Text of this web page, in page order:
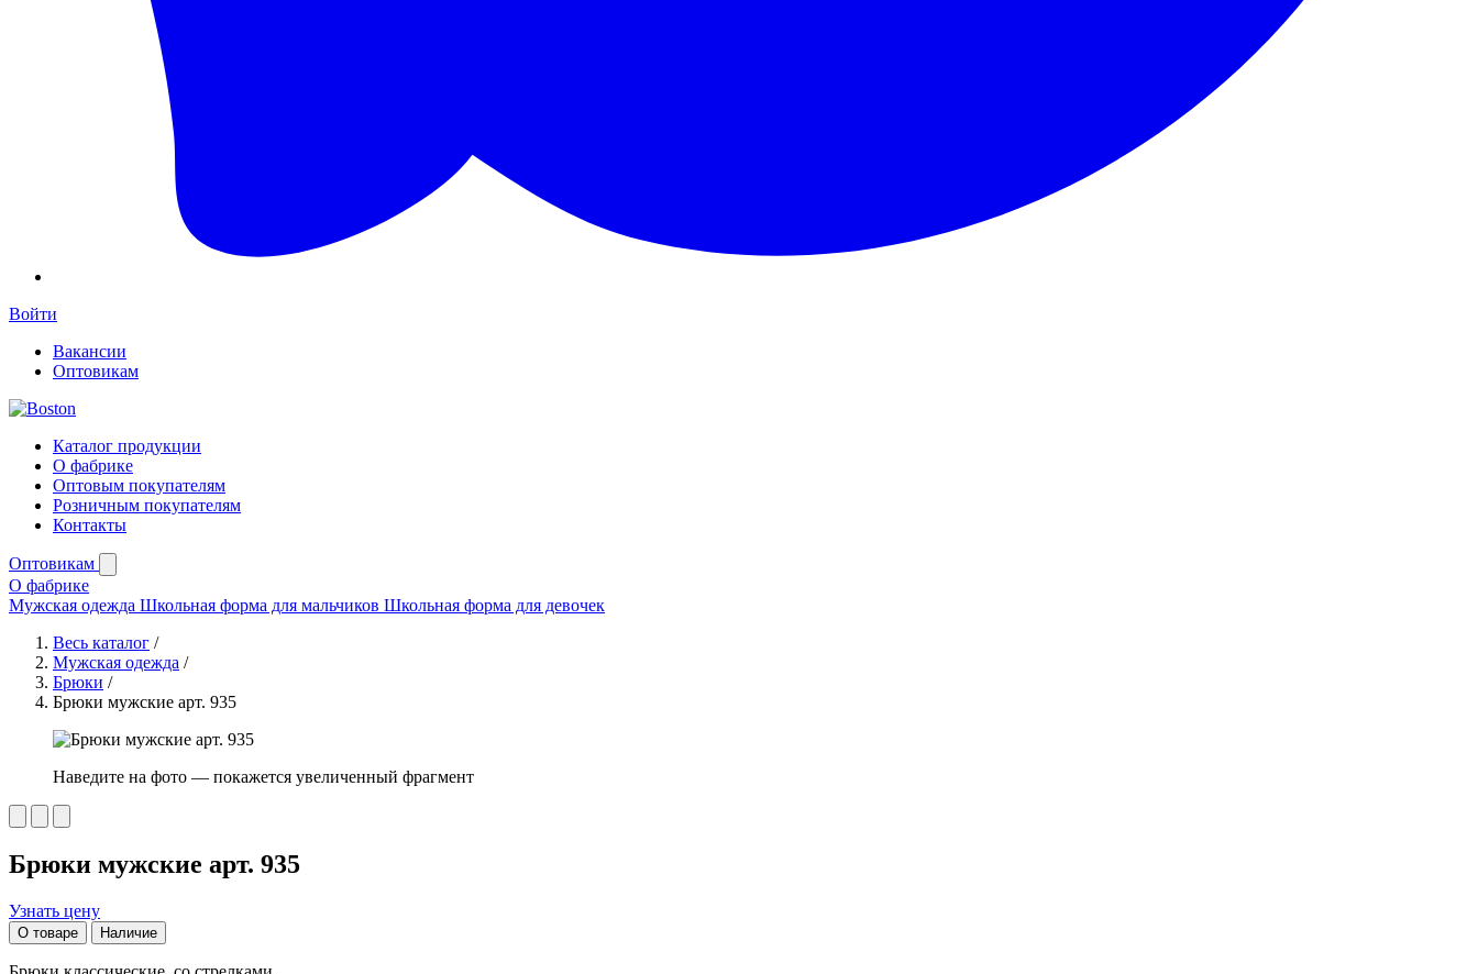
Войти
Вакансии
Оптовикам
Каталог продукции
О фабрике
Оптовым покупателям
Розничным покупателям
Контакты
Оптовикам
О фабрике
Мужская одежда Школьная форма для мальчиков Школьная форма для девочек
Весь каталог /
Мужская одежда /
Брюки /
Брюки мужские арт. 935
Наведите на фото — покажется увеличенный фрагмент
Брюки мужские арт. 935
Узнать цену
О товаре Наличие